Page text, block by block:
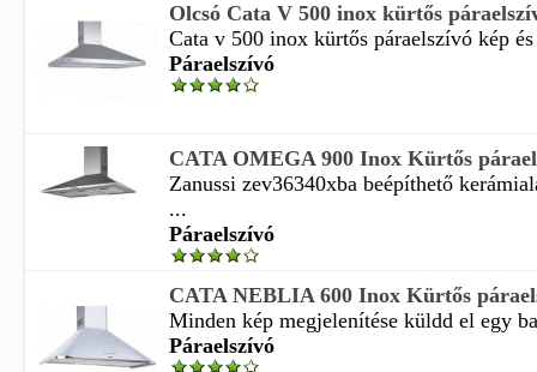
Olcsó Cata V 500 inox kürtős
Cata v 500 inox kürtős páraelszívó kép
Páraelszívó
CATA OMEGA 900 Inox Kürtős
Zanussi zev36340xba beépíthető
...
Páraelszívó
CATA NEBLIA 600 Inox Kürtős
Minden kép megjelenítése küldd el egy
Páraelszívó